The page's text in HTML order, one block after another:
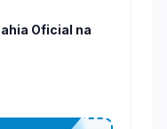
Oficial na